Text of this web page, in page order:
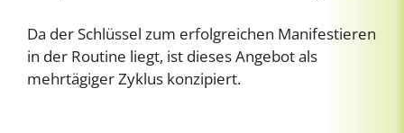
Da der Schlüssel zum erfolgreichen Manifestieren
in der Routine liegt, ist dieses Angebot als
mehrtägiger Zyklus konzipiert.